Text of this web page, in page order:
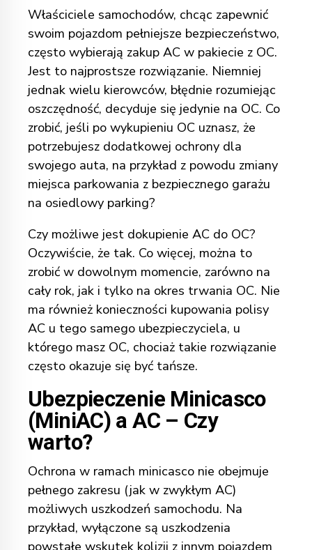
Właściciele samochodów, chcąc zapewnić
swoim pojazdom pełniejsze bezpieczeństwo,
często wybierają zakup AC w pakiecie z OC.
Jest to najprostsze rozwiązanie. Niemniej
jednak wielu kierowców, błędnie rozumiejąc
oszczędność, decyduje się jedynie na OC. Co
zrobić, jeśli po wykupieniu OC uznasz, że
potrzebujesz dodatkowej ochrony dla
swojego auta, na przykład z powodu zmiany
miejsca parkowania z bezpiecznego garażu
na osiedlowy parking?
Czy możliwe jest dokupienie AC do OC?
Oczywiście, że tak. Co więcej, można to
zrobić w dowolnym momencie, zarówno na
cały rok, jak i tylko na okres trwania OC. Nie
ma również konieczności kupowania polisy
AC u tego samego ubezpieczyciela, u
którego masz OC, chociaż takie rozwiązanie
często okazuje się być tańsze.
Ubezpieczenie Minicasco
(MiniAC) a AC – Czy
warto?
Ochrona w ramach minicasco nie obejmuje
pełnego zakresu (jak w zwykłym AC)
możliwych uszkodzeń samochodu. Na
przykład, wyłączone są uszkodzenia
powstałe wskutek kolizji z innym pojazdem